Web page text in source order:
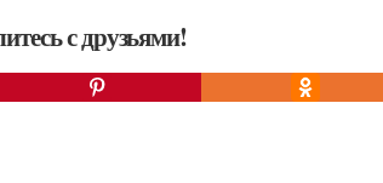
с друзьями!